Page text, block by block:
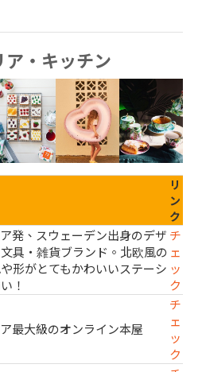
ア・キッチン
リ
ン
ク
発、スウェーデン出身のデザ
具・雑貨ブランド。北欧風の
形がとてもかわいいステーシ
！
チ
ェ
ッ
ク
最大級のオンライン本屋
チ
ェ
ッ
ク